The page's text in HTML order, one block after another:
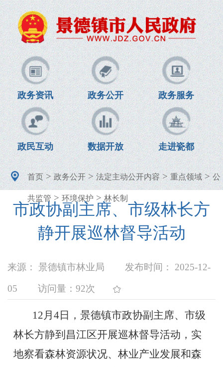
政务资讯 政务公开 政务服务
政民互动 数据开放 走进瓷都
首页>政务公开>法定主动公开内容>重点领域>公
共监管 > 环境保护 > 林长制
市政协副主席、市级林长方
静开展巡林督导活动
来源： 景德镇市林业局 发布时间： 2025-12-
05 访问量： 92次
12月4日，景德镇市政协副主席、市级
林长方静到昌江区开展巡林督导活动，实
地察看森林资源状况、林业产业发展和森